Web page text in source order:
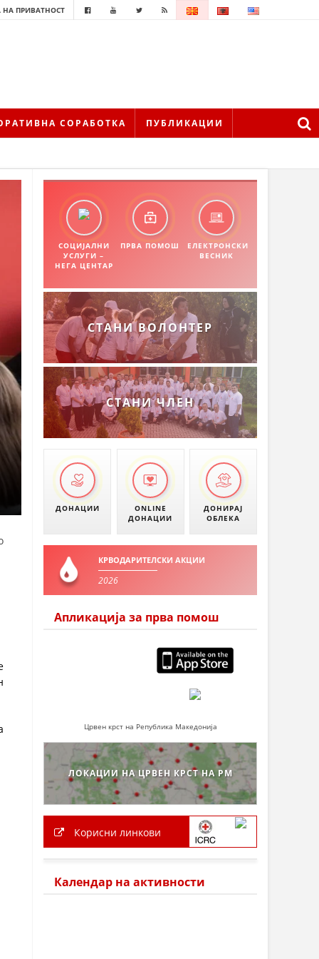
ПРИВАТНОСТ
СОРАБОТКА ПУБЛИКАЦИИ
СОЦИЈАЛНИ
УСЛУГИ –
НЕГА ЦЕНТАР
ПРВА ПОМОШ
ЕЛЕКТРОНСКИ
ВЕСНИК
СТАНИ ВОЛОНТЕР
СТАНИ ЧЛЕН
ДОНАЦИИ
ONLINE
ДОНАЦИИ
ДОНИРАЈ
ОБЛЕКА
КРВОДАРИТЕЛСКИ АКЦИИ
2026
Апликација за прва помош
Црвен крст на Република Македонија
ЛОКАЦИИ НА ЦРВЕН КРСТ НА РМ
Корисни линкови
Календар на активности